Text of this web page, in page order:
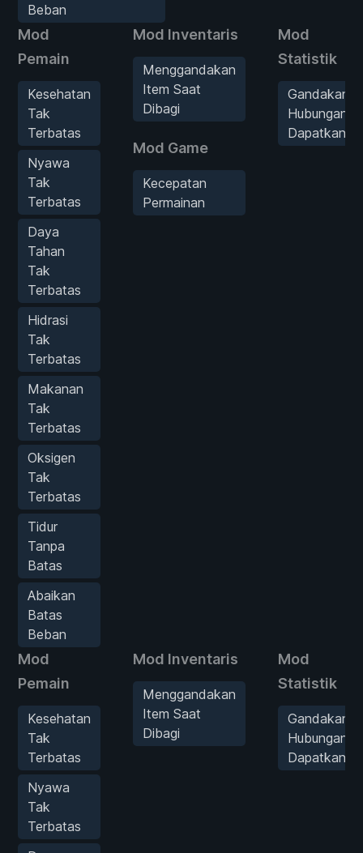
Beban
Mod
Pemain
Kesehatan
Tak
Terbatas
Nyawa
Tak
Terbatas
Daya
Tahan
Tak
Terbatas
Hidrasi
Tak
Terbatas
Makanan
Tak
Terbatas
Oksigen
Tak
Terbatas
Tidur
Tanpa
Batas
Abaikan
Batas
Beban
Mod Inventaris
Menggandakan
Item Saat
Dibagi
Mod Game
Kecepatan
Permainan
Mod
Statistik
Gandakan
Hubungan
Dapatkan
Mod
Pemain
Kesehatan
Tak
Terbatas
Nyawa
Tak
Terbatas
Mod Inventaris
Menggandakan
Item Saat
Dibagi
Mod
Statistik
Gandakan
Hubungan
Dapatkan